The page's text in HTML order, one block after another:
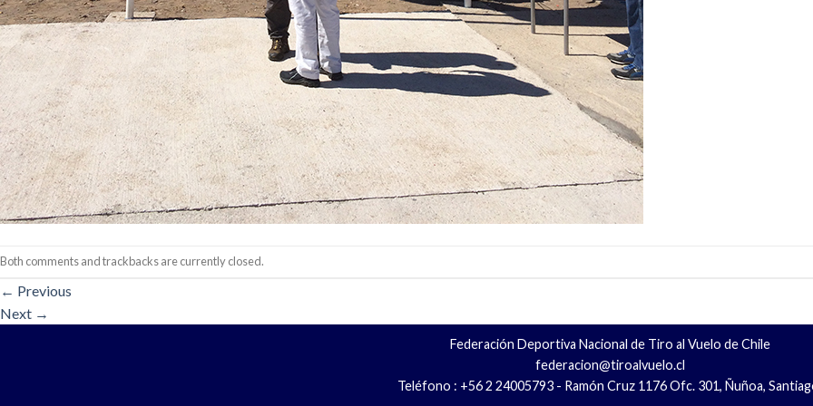
Both comments and trackbacks are currently closed.
← Previous
Next →
Federación Deportiva Nacional de Tiro al Vuelo de Chile
federacion@tiroalvuelo.cl
Teléfono : +56 2 24005793 - Ramón Cruz 1176 Ofc. 301, Ñuñoa,